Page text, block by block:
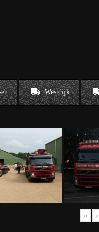
Westdijk
« ‹